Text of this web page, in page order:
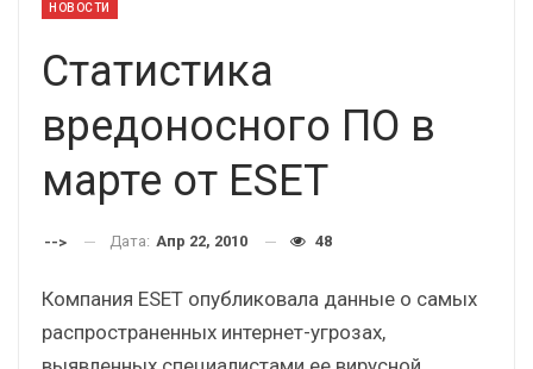
НОВОСТИ
Статистика
вредоносного ПО в
марте от ESET
--> Дата: Апр 22, 2010 48
Компания ESET опубликовала данные о самых
распространенных интернет-угрозах,